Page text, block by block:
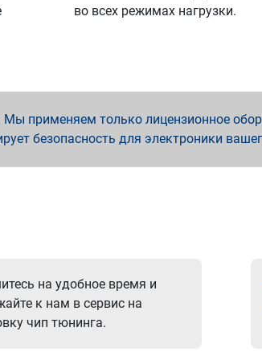
во всех режимах нагрузки.
применяем только лицензионное
безопасность для электроники
на удобное время и
к нам в сервис на
чип тюнинга.